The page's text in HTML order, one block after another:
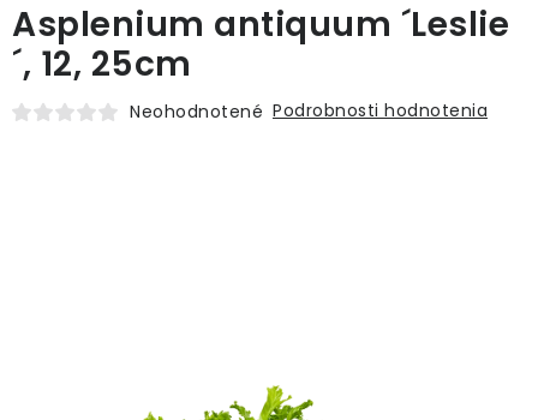
SERVIS INTERIÉROVEJ ZELENE
MACHY
Asplenium antiquum ´Leslie
´, 12, 25cm
Neohodnotené Podrobnosti hodnotenia